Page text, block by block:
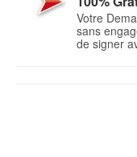
Votre
sans
de signer